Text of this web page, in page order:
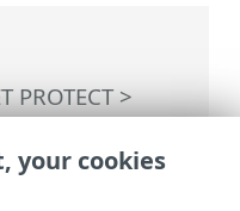
PROTECT>
>ESET PROTECT
gerenciados
MSP
your cookies